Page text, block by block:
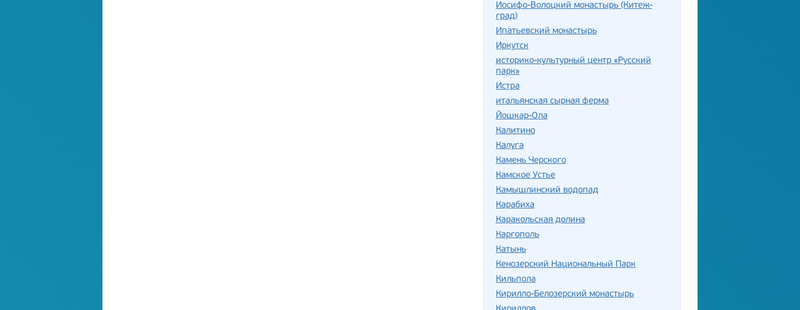
Иосифо-Волоцкий монастырь (Китеж-
град)
Ипатьевский монастырь
Иркутск
историко-культурный центр «Русский
парк»
Истра
итальянская сырная ферма
Йошкар-Ола
Калитино
Калуга
Камень Черского
Камское Устье
Камышлинский водопад
Карабиха
Каракольская долина
Каргополь
Катынь
Кенозерский Национальный Парк
Кильпола
Кирилло-Белозерский монастырь